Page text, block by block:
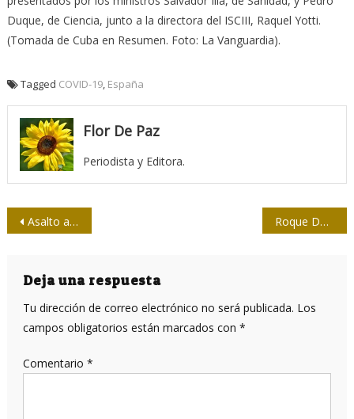
Duque, de Ciencia, junto a la directora del ISCIII, Raquel Yotti.
(Tomada de Cuba en Resumen. Foto: La Vanguardia).
Tagged COVID-19, España
Flor De Paz
Periodista y Editora.
Navegación
entradas
Asalto a la Embajada Roque Dalton en las costillas de Latinoamérica
Deja una respuesta
Tu dirección de correo electrónico no será publicada. Los
campos obligatorios están marcados con *
Comentario *